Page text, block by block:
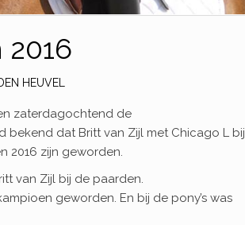
HEUVEL
zaterdagochtend de
bekend dat Britt van Zijl met Chicago L bij
2016 zijn geworden.
van Zijl bij de paarden.
geworden. En bij de pony’s was